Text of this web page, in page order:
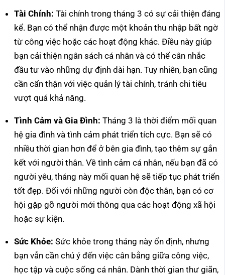
Tài Chính: Tài chính trong tháng 3 có sự cải thiện đáng
kể. Bạn có thể nhận được một khoản thu nhập bất ngờ
từ công việc hoặc các hoạt động khác. Điều này giúp
bạn cải thiện ngân sách cá nhân và có thể cân nhắc
đầu tư vào những dự định dài hạn. Tuy nhiên, bạn cũng
cần cẩn thận với việc quản lý tài chính, tránh chi tiêu
vượt quá khả năng.
Tình Cảm và Gia Đình: Tháng 3 là thời điểm mối quan
hệ gia đình và tình cảm phát triển tích cực. Bạn sẽ có
nhiều thời gian hơn để ở bên gia đình, tạo thêm sự gắn
kết với người thân. Về tình cảm cá nhân, nếu bạn đã có
người yêu, tháng này mối quan hệ sẽ tiếp tục phát triển
tốt đẹp. Đối với những người còn độc thân, bạn có cơ
hội gặp gỡ người mới thông qua các hoạt động xã hội
hoặc sự kiện.
Sức Khỏe: Sức khỏe trong tháng này ổn định, nhưng
bạn vẫn cần chú ý đến việc cân bằng giữa công việc,
học tập và cuộc sống cá nhân. Dành thời gian thư giãn,